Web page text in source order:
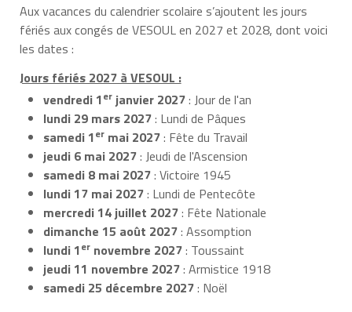
Aux vacances du calendrier scolaire s’ajoutent les jours
fériés aux congés de VESOUL en 2027 et 2028, dont voici
les dates :
Jours fériés 2027 à VESOUL :
vendredi 1er janvier 2027: Jour de l'an
lundi 29 mars 2027: Lundi de Pâques
samedi 1er mai 2027: Fête du Travail
jeudi 6 mai 2027: Jeudi de l'Ascension
samedi 8 mai 2027: Victoire 1945
lundi 17 mai 2027: Lundi de Pentecôte
mercredi 14 juillet 2027: Fête Nationale
dimanche 15 août 2027: Assomption
lundi 1er novembre 2027: Toussaint
jeudi 11 novembre 2027: Armistice 1918
samedi 25 décembre 2027: Noël